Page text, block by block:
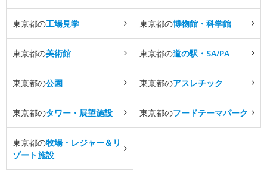
東京都の工場見学 東京都の博物館・科学館
東京都の美術館 東京都の道の駅・SA/PA
東京都の公園 東京都のアスレチック
東京都のタワー・展望施設 東京都のフードテーマパーク
東京都の牧場・レジャー＆リ
ゾート施設